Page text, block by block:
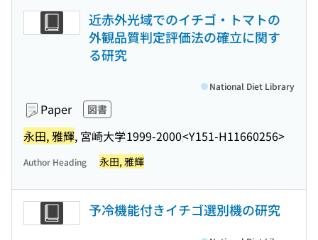
近赤外光域でのイチゴ・トマトの
外観品質判定評価法の確立に関す
る研究
Paper 図書
永田, 雅輝, 宮崎大学1999-2000<Y151-H11660256>
National Diet Library
Author Heading 永田, 雅輝
予冷機能付きイチゴ選別機の研究